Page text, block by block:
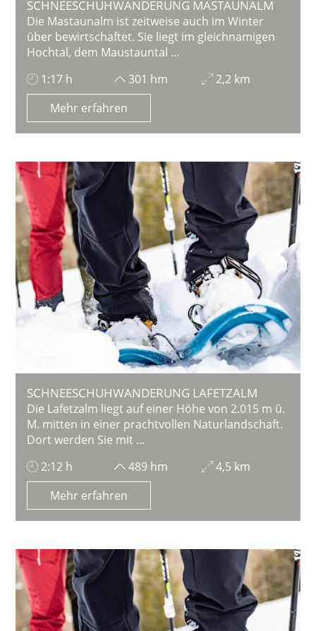
SCHNEESCHUHWANDERUNG MASTAUNALM
Die Mastaunalm ist zeitweise auch im Winter
über bewirtschaftet. Sie liegt im gleichnamigen
Hochtal, dem Maustauntal ...
1:17 h
301 hm
2,2 km
Mehr erfahren
SCHNEESCHUHWANDERUNG LAFETZALM
Die Lafetzalm liegt auf einer Höhe von 2.015 m ü.
M. mitten in einer prachtvollen Naturlandschaft.
Dort werden Sie mit ...
2:12 h
489 hm
4,5 km
Mehr erfahren